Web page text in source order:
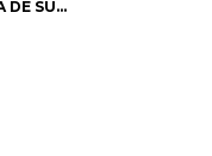
DE SU